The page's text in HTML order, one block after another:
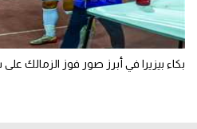
بكاء بيزيرا في أبرز صور فوز الزمالك